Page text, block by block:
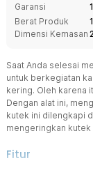
Garansi
Berat Produk
Dimensi Kemasan
Saat Anda selesai
untuk berkegiatan
kering. Oleh karena
Dengan alat ini,
kutek ini dilengkapi
mengeringkan kutek
Fitur